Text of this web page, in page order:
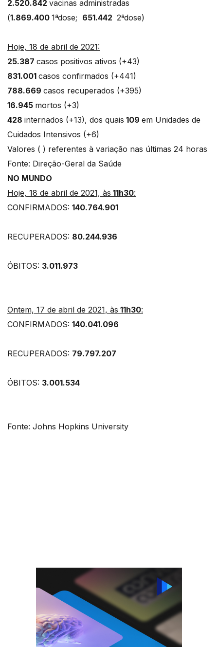
2.520.842 vacinas administradas
(1.869.400 1ªdose; 651.442 2ªdose)
Hoje, 18 de abril de 2021:
25.387 casos positivos ativos (+43)
831.001 casos confirmados (+441)
788.669 casos recuperados (+395)
16.945 mortos (+3)
428 internados (+13), dos quais 109 em Unidades de
Cuidados Intensivos (+6)
Valores ( ) referentes à variação nas últimas 24 horas
Fonte: Direção-Geral da Saúde
NO MUNDO
Hoje, 18 de abril de 2021, às 11h30:
CONFIRMADOS: 140.764.901
RECUPERADOS: 80.244.936
ÓBITOS: 3.011.973
Ontem, 17 de abril de 2021, às 11h30:
CONFIRMADOS: 140.041.096
RECUPERADOS: 79.797.207
ÓBITOS: 3.001.534
Fonte: Johns Hopkins University